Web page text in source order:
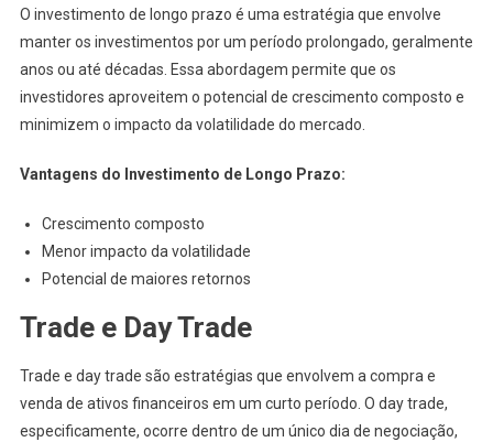
O investimento de longo prazo é uma estratégia que envolve
manter os investimentos por um período prolongado, geralmente
anos ou até décadas. Essa abordagem permite que os
investidores aproveitem o potencial de crescimento composto e
minimizem o impacto da volatilidade do mercado.
Vantagens do Investimento de Longo Prazo:
Crescimento composto
Menor impacto da volatilidade
Potencial de maiores retornos
Trade e Day Trade
Trade e day trade são estratégias que envolvem a compra e
venda de ativos financeiros em um curto período. O day trade,
especificamente, ocorre dentro de um único dia de negociação,